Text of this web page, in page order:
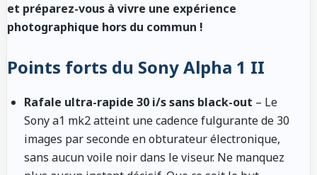
et préparez-vous à vivre une expérience
photographique hors du commun !
Points forts du Sony Alpha 1 II
Rafale ultra-rapide 30 i/s sans black-out – Le
Sony a1 mk2 atteint une cadence fulgurante de 30
images par seconde en obturateur électronique,
sans aucun voile noir dans le viseur. Ne manquez